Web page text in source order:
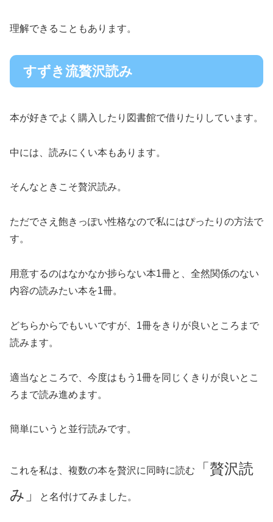
理解できることもあります。
すずき流贅沢読み
本が好きでよく購入したり図書館で借りたりしています。
中には、読みにくい本もあります。
そんなときこそ贅沢読み。
ただでさえ飽きっぽい性格なので私にはぴったりの方法で
す。
用意するのはなかなか捗らない本1冊と、全然関係のない
内容の読みたい本を1冊。
どちらからでもいいですが、1冊をきりが良いところまで
読みます。
適当なところで、今度はもう1冊を同じくきりが良いとこ
ろまで読み進めます。
簡単にいうと並行読みです。
これを私は、複数の本を贅沢に同時に読む
「贅沢読
み」
と名付けてみました。